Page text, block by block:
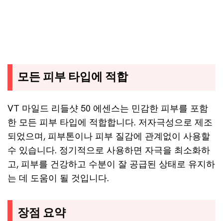
모든 피부 타입에 적합
VT 마일드 리들샷 50 에센스는 민감한 피부를 포함
한 모든 피부 타입에 적합합니다. 저자극성으로 제조
되었으며, 피부톤이나 피부 질감에 관계없이 사용할
수 있습니다. 정기적으로 사용하면 자극을 최소화하
고, 피부를 건강하고 수분이 잘 공급된 상태로 유지하
는 데 도움이 될 것입니다.
장점 요약